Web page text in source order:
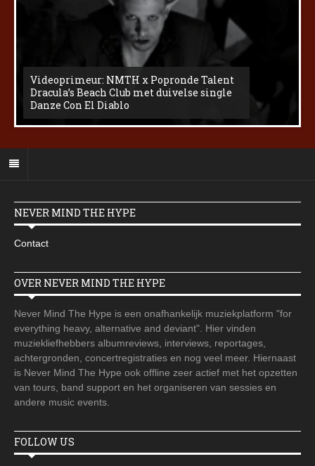
Videoprimeur: NMTH x Popronde Talent
Dracula’s Beach Club met duivelse single
Danze Con El Diablo
NEVER MIND THE HYPE
Contact
OVER NEVER MIND THE HYPE
Never Mind The Hype is een onafhankelijk muziekplatform "for
everything heavy, alternative and deviant". Hier vinden
muziekliefhebbers albumreviews, interviews, reportages,
achtergronden, concertregistraties en nog veel meer. Hiernaast
is Never Mind The Hype ook offline zeer actief met het opzetten
van tours, band support en het organiseren van sessies en
andere music events.
FOLLOW US